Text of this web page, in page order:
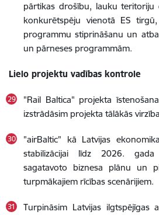
pārtikas drošību, lauku teritoriju
konkurētspēju vienotā ES
programmu stiprināšanu un
un pārneses programmām.
Lielo projektu vadības kontrole
"Rail Baltica" projekta
izstrādāsim projekta tālākās
"airBaltic" kā Latvijas
stabilizācijai līdz 2026. gada
sagatavoto biznesa plānu un
turpmākajiem rīcības scenārijiem.
Turpināsim Latvijas ilgtspējīgas